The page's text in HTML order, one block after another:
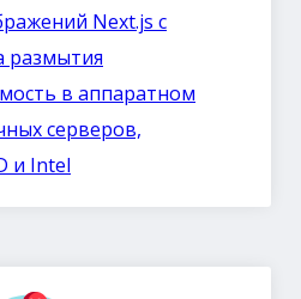
Next.js с
в аппаратном
серверов,
и Intel